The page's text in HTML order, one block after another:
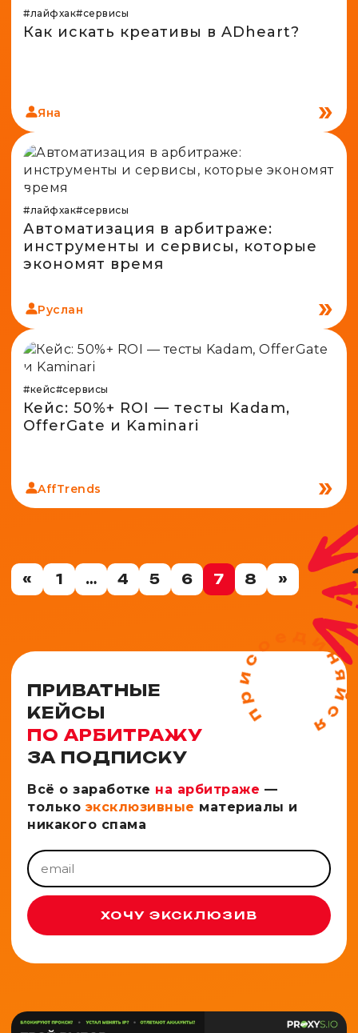
#лайфхак#сервисы
Как искать креативы в ADheart?
Яна
#лайфхак#сервисы
Автоматизация в арбитраже:
инструменты и сервисы, которые
экономят время
Руслан
#кейс#сервисы
Кейс: 50%+ ROI — тесты Kadam,
OfferGate и Kaminari
AffTrends
« 1 … 4 5 6 7 8 »
ПРИВАТНЫЕ
КЕЙСЫ
ПО АРБИТРАЖУ
ЗА ПОДПИСКУ
Всё о заработке на арбитраже —
только эксклюзивные материалы и
никакого спама